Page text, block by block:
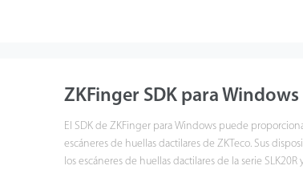
ZKFinger SDK para Windows
El SDK de ZKFinger para Windows puede
escáneres de huellas dactilares de ZKTeco. Sus
los escáneres de huellas dactilares de la serie SLK20R